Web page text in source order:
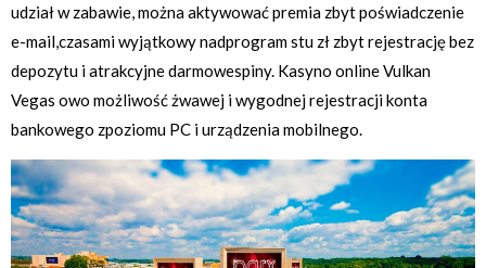
udział w zabawie, można aktywować premia zbyt poświadczenie
e-mail,czasami wyjątkowy nadprogram stu zł zbyt rejestrację bez
depozytu i atrakcyjne darmowespiny. Kasyno online Vulkan
Vegas owo możliwość żwawej i wygodnej rejestracji konta
bankowego zpoziomu PC i urządzenia mobilnego.